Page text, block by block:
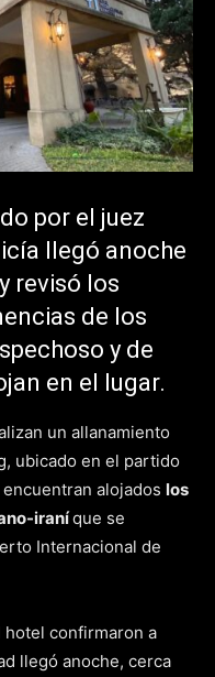
por el juez
llegó anoche
revisó los
de los
y de
en el lugar.
un allanamiento
ubicado en el partido
alojados los
iraníque se
Internacional de
confirmaron a
llegó anoche, cerca